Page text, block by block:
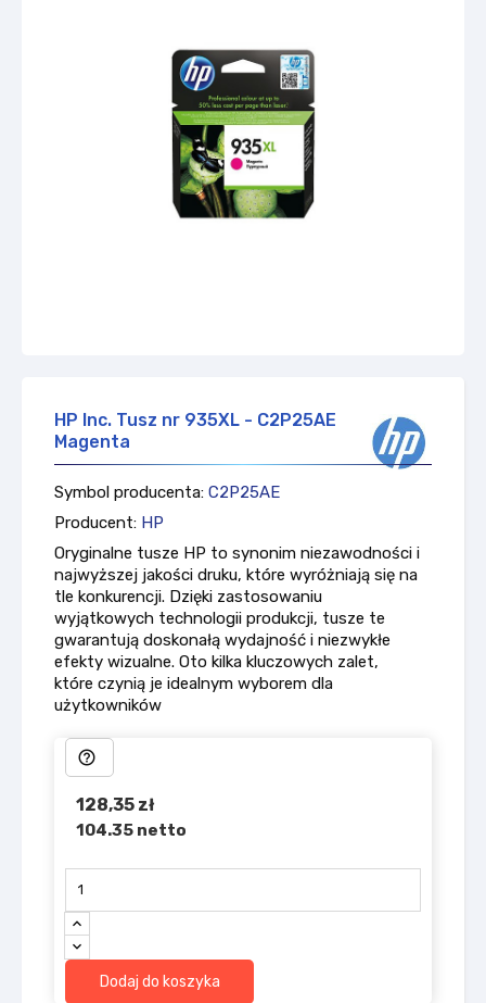
HP Inc. Tusz nr 935XL - C2P25AE
Magenta
Symbol producenta: C2P25AE
Producent: HP
Oryginalne tusze HP to synonim niezawodności i
najwyższej jakości druku, które wyróżniają się na
tle konkurencji. Dzięki zastosowaniu
wyjątkowych technologii produkcji, tusze te
gwarantują doskonałą wydajność i niezwykłe
efekty wizualne. Oto kilka kluczowych zalet,
które czynią je idealnym wyborem dla
użytkowników
help_outline
128,35 zł
104.35 netto
Dodaj do koszyka